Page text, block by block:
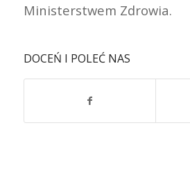
Ministerstwem Zdrowia.
DOCEŃ I POLEĆ NAS